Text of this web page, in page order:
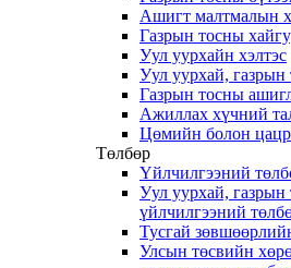
Ашигт малтмалын
Газрын тосны
Уул уурхайн хэлтэс
Уул уурхай, газрын
Газрын тосны
Ажиллах хүчний
Цөмийн болон
Төлбөр
Үйлчилгээний
Уул уурхай, газрын
үйлчилгээний
Тусгай
Улсын төсвийн